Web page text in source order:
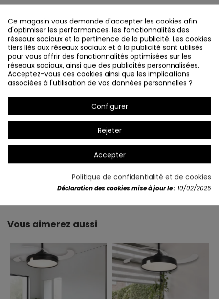
* Faible en intensité et en couleur
* Éteinte intelligente pendant 30 secondes.
Détails du produit
Vous aimerez aussi
Ce magasin vous demande d'accepter les cookies afin
d'optimiser les performances, les fonctionnalités des
réseaux sociaux et la pertinence de la publicité. Les cookies
tiers liés aux réseaux sociaux et à la publicité sont utilisés
pour vous offrir des fonctionnalités optimisées sur les
réseaux sociaux, ainsi que des publicités personnalisées.
Acceptez-vous ces cookies ainsi que les implications
associées à l'utilisation de vos données personnelles ?
Configurer
Rejeter
Accepter
Politique de confidentialité et de cookies
Déclaration des cookies mise à jour le : 10/02/2025